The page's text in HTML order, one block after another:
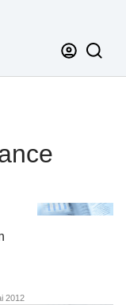
2012